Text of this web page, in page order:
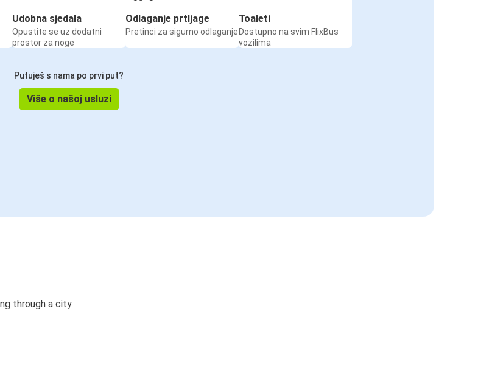
Udobna sjedala
Opustite se uz dodatni
prostor za noge
Odlaganje prtljage
Pretinci za sigurno odlaganje
Toaleti
Dostupno na svim FlixBus
vozilima
Putuješ s nama po prvi put?
Više o našoj usluzi